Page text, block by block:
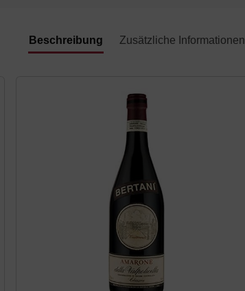
Beschreibung Zusätzliche Informationen